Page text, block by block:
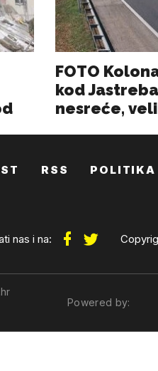
RSS POLITIKA
nas i na:
Powered by: